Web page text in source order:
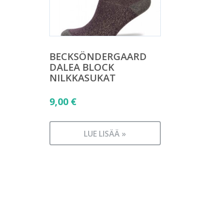
BECKSÖNDERGAARD
DALEA BLOCK
NILKKASUKAT
9,00 €
LUE LISÄÄ »